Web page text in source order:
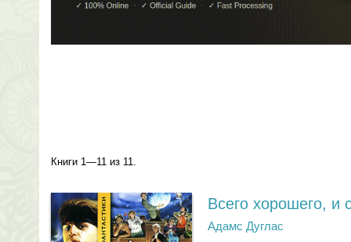
Книги 1—11 из 11.
Всего хорошего, и
Адамс Дуглас